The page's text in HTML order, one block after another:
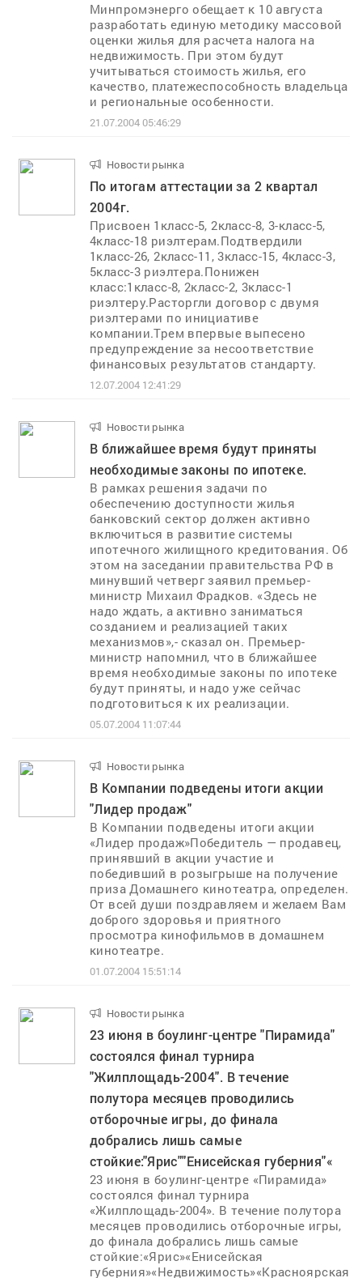
Минпромэнерго обещает к 10 августа
разработать единую методику массовой
оценки жилья для расчета налога на
недвижимость. При этом будут
учитываться стоимость жилья, его
качество, платежеспособность владельца
и региональные особенности.
21.07.2004 05:46:29
Новости рынка
По итогам аттестации за 2 квартал
2004г.
Присвоен 1класс-5, 2класс-8, 3-класс-5,
4класс-18 риэлтерам.Подтвердили
1класс-26, 2класс-11, 3класс-15, 4класс-3,
5класс-3 риэлтера.Понижен
класс:1класс-8, 2класс-2, 3класс-1
риэлтеру.Расторгли договор с двумя
риэлтерами по инициативе
компании.Трем впервые выпесено
предупреждение за несоответствие
финансовых результатов стандарту.
12.07.2004 12:41:29
Новости рынка
В ближайшее время будут приняты
необходимые законы по ипотеке.
В рамках решения задачи по
обеспечению доступности жилья
банковский сектор должен активно
включиться в развитие системы
ипотечного жилищного кредитования. Об
этом на заседании правительства РФ в
минувший четверг заявил премьер-
министр Михаил Фрадков. «Здесь не
надо ждать, а активно заниматься
созданием и реализацией таких
механизмов»,- сказал он. Премьер-
министр напомнил, что в ближайшее
время необходимые законы по ипотеке
будут приняты, и надо уже сейчас
подготовиться к их реализации.
05.07.2004 11:07:44
Новости рынка
В Компании подведены итоги акции
"Лидер продаж"
В Компании подведены итоги акции
«Лидер продаж»Победитель — продавец,
принявший в акции участие и
победивший в розыгрыше на получение
приза Домашнего кинотеатра, определен.
От всей души поздравляем и желаем Вам
доброго здоровья и приятного
просмотра кинофильмов в домашнем
кинотеатре.
01.07.2004 15:51:14
Новости рынка
23 июня в боулинг-центре "Пирамида"
состоялся финал турнира
"Жилплощадь-2004". В течение
полутора месяцев проводились
отборочные игры, до финала
добрались лишь самые
стойкие:"Ярис""Енисейская губерния"«
23 июня в боулинг-центре «Пирамида»
состоялся финал турнира
«Жилплощадь-2004». В течение полутора
месяцев проводились отборочные игры,
до финала добрались лишь самые
стойкие:«Ярис»«Енисейская
губерния»«Недвижимость»«Красноярская